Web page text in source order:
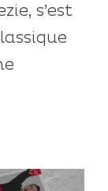
s’est